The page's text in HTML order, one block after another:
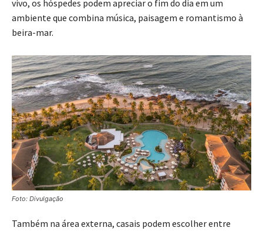
vivo, os hóspedes podem apreciar o fim do dia em um
ambiente que combina música, paisagem e romantismo à
beira-mar.
Foto: Divulgação
Também na área externa, casais podem escolher entre